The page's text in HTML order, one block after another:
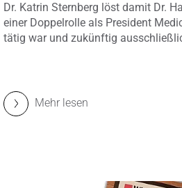
Dr. Katrin Sternberg löst damit Dr.
einer Doppelrolle als President
tätig war und zukünftig
Mehr lesen